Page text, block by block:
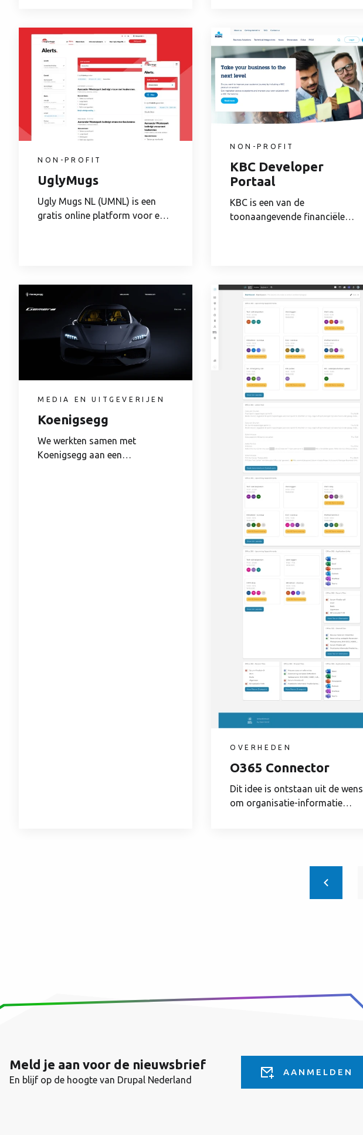
NON-PROFIT
UglyMugs
Ugly Mugs NL (UMNL) is een
gratis online platform voor en
NON-PROFIT
KBC Developer
Portaal
KBC is een van de
toonaangevende financiële
MEDIA EN UITGEVERIJEN
Koenigsegg
We werkten samen met
Koenigsegg aan een
OVERHEDEN
O365 Connector
Dit idee is ontstaan uit de wens
om organisatie-informatie
Meld je aan voor de nieuwsbrief
En blijf op de hoogte van Drupal Nederland
AANMELDEN